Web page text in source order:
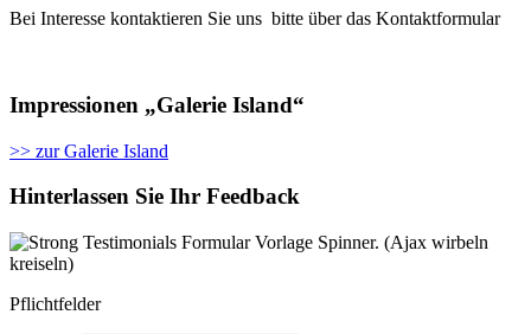
Bei Interesse kontaktieren Sie uns bitte über das Kontaktformular
Impressionen „Galerie Island“
>> zur Galerie Island
Hinterlassen Sie Ihr Feedback
Pflichtfelder